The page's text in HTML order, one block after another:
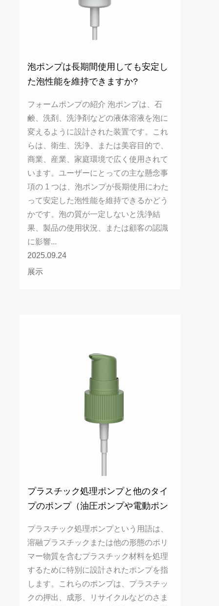
泡ポンプは長期間使用しても安定し
た泡性能を維持できますか?
フォームポンプの紹介 泡ポンプは、石
鹸、洗剤、洗浄剤などの液体溶液を泡に
変えるように設計された装置です。これ
らは、衛生、洗浄、または美容目的で、
商業、産業、家庭環境で広く使用されて
います。ユーザーにとっての主な懸念事
項の 1 つは、泡ポンプが長期使用にわた
って安定した泡性能を維持できるかどう
かです。泡の質が一定しないと洗浄結
果、製品の使用状況、または顧客の認識
に影響...
2025.09.24
展示
プラスチック処理ポンプと他のタイ
プのポンプ（油圧ポンプや電動ポン
プラスチック処理ポンプという用語は、
溶融プラスチックまたは他の形態のポリ
マー物質を含むプラスチック材料を処理
するために特別に設計されたポンプを指
します。これらのポンプは、プラスチッ
クの押出、成形、リサイクルなどのさま